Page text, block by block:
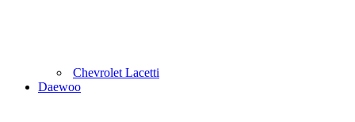
Chevrolet Lacetti
Daewoo